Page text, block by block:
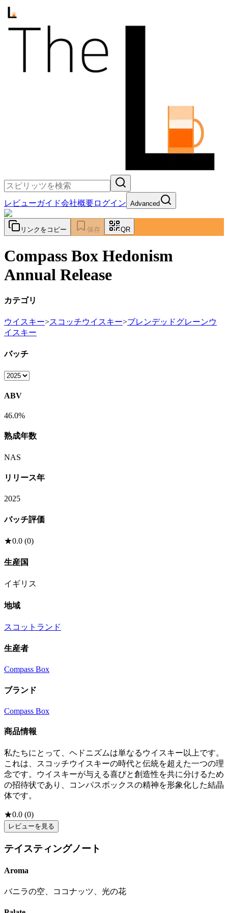
レビューガイド会社概要ログイン Advanced
リンクをコピー 保存 QR
Compass Box Hedonism
Annual Release
カテゴリ
ウイスキー>スコッチウイスキー>ブレンデッドグレーンウ
イスキー
バッチ
ABV
46.0%
熟成年数
NAS
リリース年
2025
バッチ評価
★0.0 (0)
生産国
イギリス
地域
スコットランド
生産者
Compass Box
ブランド
Compass Box
商品情報
私たちにとって、ヘドニズムは単なるウイスキー以上です。
これは、スコッチウイスキーの時代と伝統を超えた一つの理
念です。ウイスキーが与える喜びと創造性を共に分けるため
の招待状であり、コンパスボックスの精神を形象化した結晶
体です。
★0.0 (0)
レビューを見る
テイスティングノート
Aroma
バニラの空、ココナッツ、光の花